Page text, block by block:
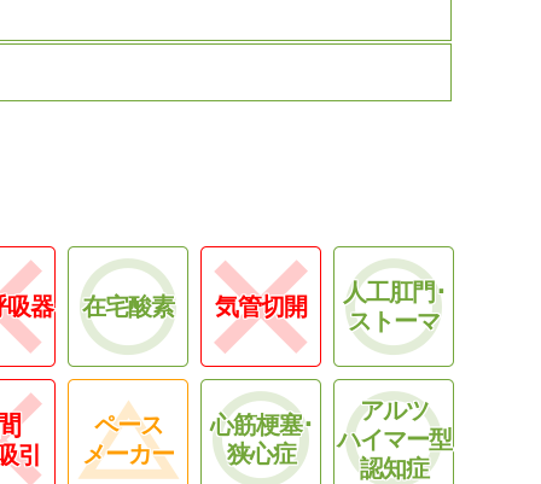
吸器 在宅酸素 気管切開
人工肛門･
ストーマ
引
ペース
メーカー
心筋梗塞･
狭心症
アルツ
ハイマー型
認知症